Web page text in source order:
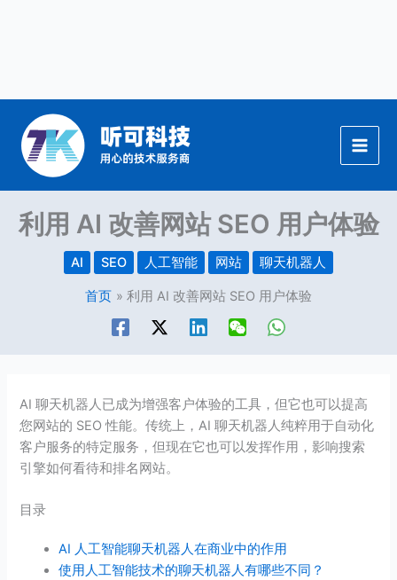
利用 AI 改善网站 SEO 用户体验
AI SEO 人工智能 网站 聊天机器人
首页 利用 AI 改善网站 SEO 用户体验
AI 聊天机器人已成为增强客户体验的工具，但它也可以提高
您网站的 SEO 性能。传统上，AI 聊天机器人纯粹用于自动化
客户服务的特定服务，但现在它也可以发挥作用，影响搜索
引擎如何看待和排名网站。
目录
AI 人工智能聊天机器人在商业中的作用
使用人工智能技术的聊天机器人有哪些不同？